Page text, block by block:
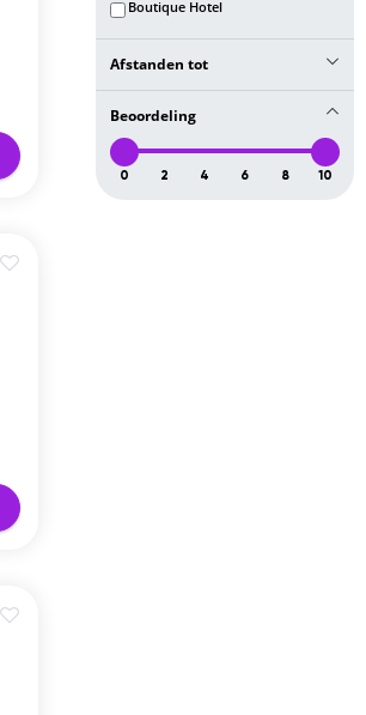
Boutique Hotel
Afstanden tot
Koninklijk Paleis
Beoordeling
0 2 4 6 8 10